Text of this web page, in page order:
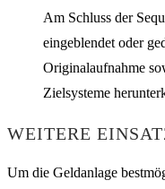
Am Schluss der
eingeblendet oder
Originalaufnahme
Zielsysteme
WEITERE
Um die Geldanlage